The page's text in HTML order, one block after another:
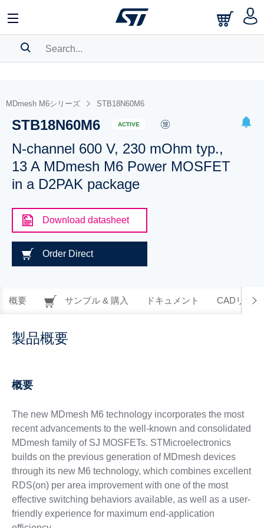
BOOKMARK
Pleaselog into show your saved searches.
MDmesh M6シリーズ STB18N60M6
STB18N60M6 ACTIVE
N-channel 600 V, 230 mOhm typ.,
13 A MDmesh M6 Power MOSFET
in a D2PAK package
Download datasheet
Order Direct
概要 サンプル & 購入 ドキュメント CADリソー
製品概要
概要
The new MDmesh M6 technology incorporates the most
recent advancements to the well-known and consolidated
MDmesh family of SJ MOSFETs. STMicroelectronics
builds on the previous generation of MDmesh devices
through its new M6 technology, which combines excellent
RDS(on) per area improvement with one of the most
effective switching behaviors available, as well as a user-
friendly experience for maximum end-application